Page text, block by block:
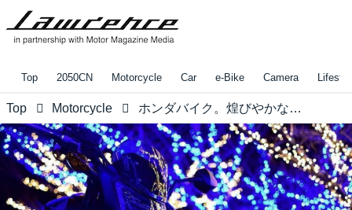
Top 2050CN Motorcycle Car e-Bike Camera
Top Motorcycle ホンダバイク。煌びやかなイルミネーションとともに。【リトホンインスタ部vol.39】